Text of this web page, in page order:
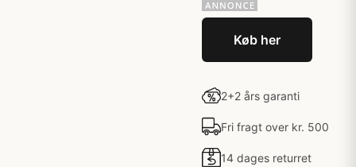
Køb her
2+2 års garanti
Fri fragt over kr. 500
14 dages returret